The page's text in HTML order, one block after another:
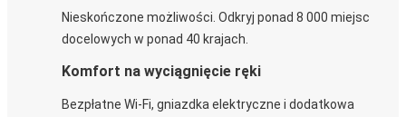
Nieskończone możliwości. Odkryj ponad 8 000 miejsc
docelowych w ponad 40 krajach.
Komfort na wyciągnięcie ręki
Bezpłatne Wi-Fi, gniazdka elektryczne i dodatkowa